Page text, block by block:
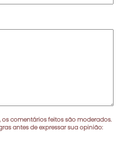
os comentários feitos são moderados.
antes de expressar sua opinião: